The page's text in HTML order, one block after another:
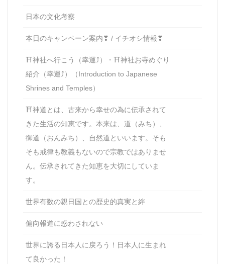
日本の文化考察
本日のキャンペーン案内❣ / イチオシ情報❣
⛩神社へ行こう（幸運⤴）・⛩神社お寺めぐり
紹介（幸運⤴）（Introduction to Japanese
Shrines and Temples）
⛩神道とは、古来から幸せの為に伝承されて
きた生活の知恵です。本来は、道（みち）、
御道（おんみち）、自然道といいます。そも
そも戒律も教義もないので宗教ではありませ
ん。伝承されてきた知恵を大切にしていま
す。
世界有数の親日国との歴史的真実と絆
偏向報道に惑わされない
世界に誇る日本人に戻ろう！日本人に生まれ
て良かった！